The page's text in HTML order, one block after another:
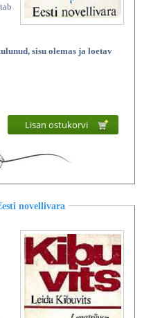
sisu olemas ja loetav
Lisan ostukorvi
novellivara